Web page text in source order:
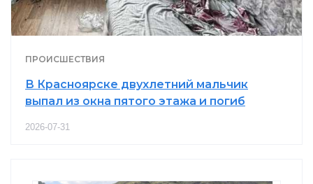
ПРОИСШЕСТВИЯ
В Красноярске двухлетний мальчик
выпал из окна пятого этажа и погиб
2026-07-31